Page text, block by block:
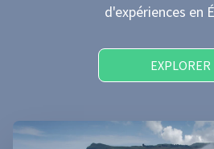
d'expériences en
EXPLORER